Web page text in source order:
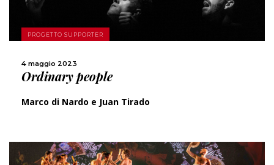
PROGETTO SUPPORTER
4 maggio 2023
Ordinary people
Marco di Nardo e Juan Tirado
SCOPRI DI PIÙ